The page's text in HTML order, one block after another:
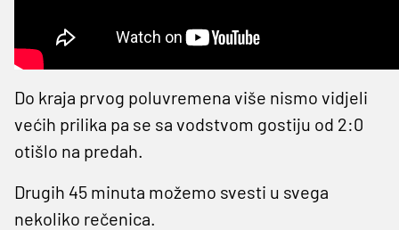
Do kraja prvog poluvremena više nismo vidjeli
većih prilika pa se sa vodstvom gostiju od 2:0
otišlo na predah.
Drugih 45 minuta možemo svesti u svega
nekoliko rečenica.